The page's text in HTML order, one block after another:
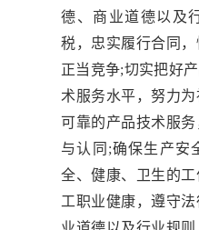
德、商业道德以及
税，忠实履行合同
正当竞争;切实把好
术服务水平，努力为
可靠的产品技术服
与认同;确保生产安
全、健康、卫生的
工职业健康，遵守